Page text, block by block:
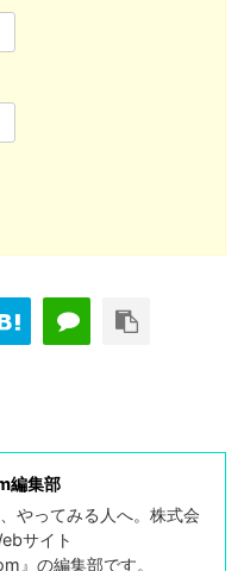
編集部
やってみる人へ。株式会
サイト
』の編集部です。